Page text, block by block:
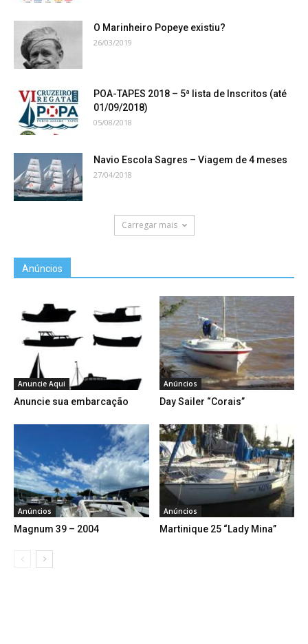
O Marinheiro Popeye existiu?
26/03/2019
POA-TAPES 2018 – 5ª lista de Inscritos (até
01/09/2018)
05/08/2018
Navio Escola Sagres – Viagem de 4 meses
27/04/2018
Carregar mais
Anúncios
Anuncie Aqui
Anuncie sua embarcação
Anúncios
Day Sailer “Corais”
Anúncios
Magnum 39 – 2004
Anúncios
Martinique 25 “Lady Mina”